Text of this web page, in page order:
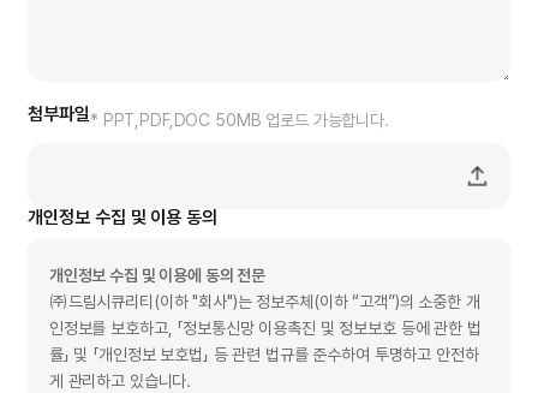
첨부파일* PPT,PDF,DOC 50MB 업로드 가능합니다.
개인정보 수집 및 이용 동의
개인정보 수집 및 이용에 동의 전문
㈜드림시큐리티(이하 "회사")는 정보주체(이하 “고객”)의 소중한 개
인정보를 보호하고, 「정보통신망 이용촉진 및 정보보호 등에 관한 법
률」 및 「개인정보 보호법」 등 관련 법규를 준수하여 투명하고 안전하
게 관리하고 있습니다.